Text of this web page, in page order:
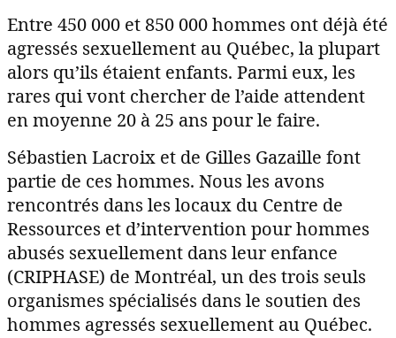
Entre 450 000 et 850 000 hommes ont déjà été
agressés sexuellement au Québec, la plupart
alors qu’ils étaient enfants. Parmi eux, les
rares qui vont chercher de l’aide attendent
en moyenne 20 à 25 ans pour le faire.
Sébastien Lacroix et de Gilles Gazaille font
partie de ces hommes. Nous les avons
rencontrés dans les locaux du Centre de
Ressources et d’intervention pour hommes
abusés sexuellement dans leur enfance
(CRIPHASE) de Montréal, un des trois seuls
organismes spécialisés dans le soutien des
hommes agressés sexuellement au Québec.